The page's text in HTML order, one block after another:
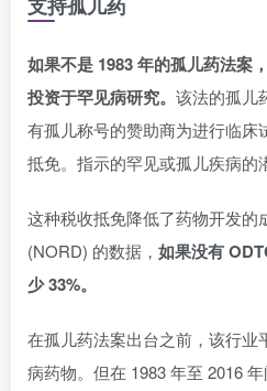
如果不是 1983 年的孤儿药法案
投资于罕见病研究。 该法的孤儿
有孤儿称号的赞助商为进行临床
抵免。指示的罕见或孤儿疾病的
这种税收抵免降低了药物开发的
(NORD) 的数据， 如果没有
少 33%。
在孤儿药法案出台之前，该行业
病药物。但在 1983 年至 2016